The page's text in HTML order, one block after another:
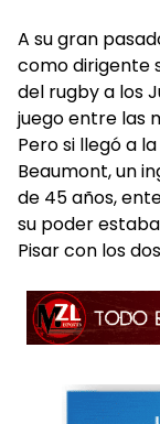
A su gran
como dirigente
del rugby a los
juego entre las
Pero si llegó a
Beaumont, un
de 45 años,
su poder
Pisar con los